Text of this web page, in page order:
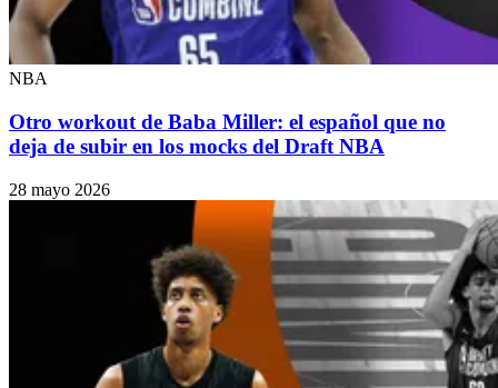
NBA
Otro workout de Baba Miller: el español que no
deja de subir en los mocks del Draft NBA
28 mayo 2026